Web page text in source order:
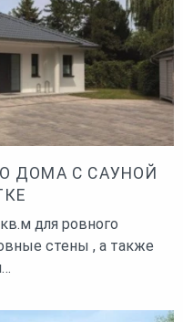
ДОМА С САУНОЙ
для ровного
стены , а также